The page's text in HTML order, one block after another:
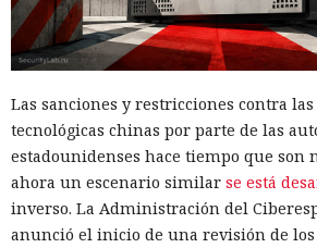
Un comando oculto en hebreo eludió
otros navegadores con IA.
Las sanciones y restricciones contra
tecnológicas chinas por parte de las
estadounidenses hace tiempo que
ahora un escenario similar se está
inverso. La Administración del
anunció el inicio de una revisión de